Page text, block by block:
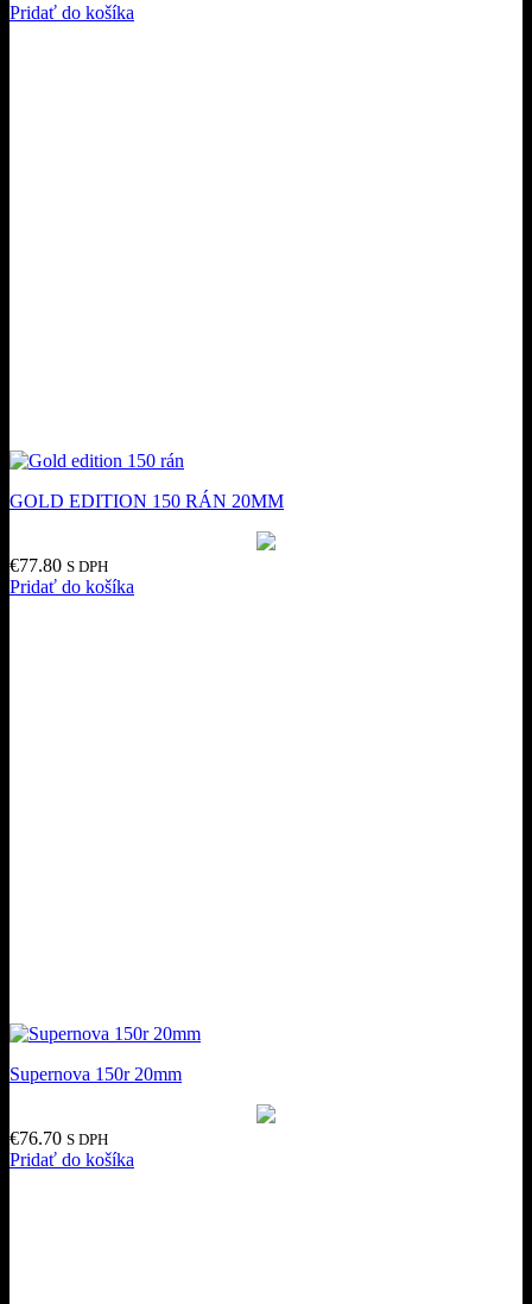
Pridať do košíka
GOLD EDITION 150 RÁN 20MM
€77.80 S DPH
Pridať do košíka
Supernova 150r 20mm
€76.70 S DPH
Pridať do košíka